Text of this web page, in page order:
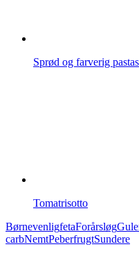
Sprød og farverig
Tomatrisotto
BørnevenligfetaForårsløg
carbNemtPeberfrugtSundere